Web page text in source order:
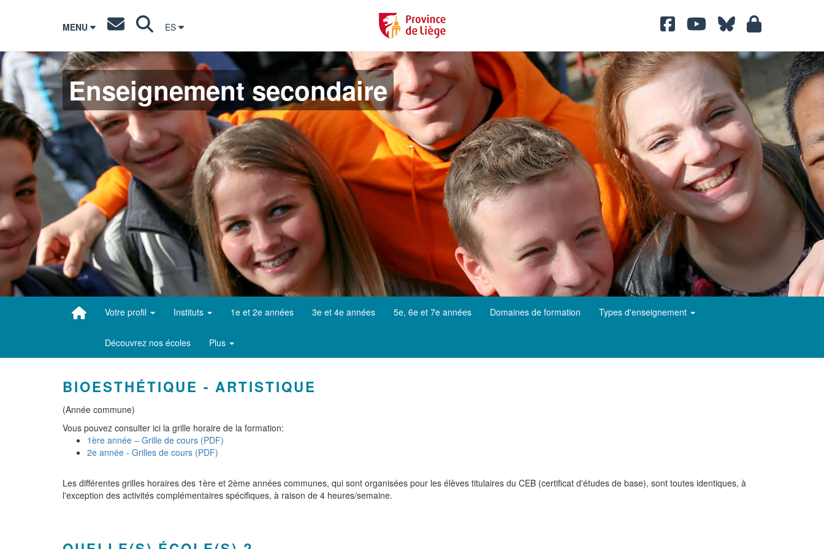
MENU ES
Enseignement secondaire
Votre profil Instituts 1e et 2e années 3e et 4e années 5e, 6e et 7e années Domaines de formation Types d'enseignement
Découvrez nos écoles Plus
BIOESTHÉTIQUE - ARTISTIQUE
(Année commune)
Vous pouvez consulter ici la grille horaire de la formation:
1ère année – Grille de cours (PDF)
2e année - Grilles de cours (PDF)
Les différentes grilles horaires des 1ère et 2ème années communes, qui sont organisées pour les élèves titulaires du CEB (certificat d'études de base), sont toutes identiques, à
l'exception des activités complémentaires spécifiques, à raison de 4 heures/semaine.